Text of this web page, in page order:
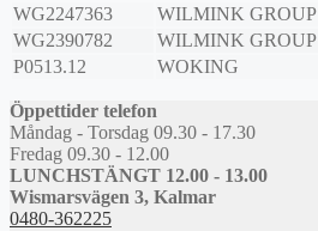
WG2247363
WILMINK GROUP
WG2390782
WILMINK GROUP
P0513.12
WOKING
Öppettider telefon
Måndag - Torsdag 09.30 - 17.30
Fredag 09.30 - 12.00
LUNCHSTÄNGT 12.00 - 13.00
Wismarsvägen 3, Kalmar
0480-362225